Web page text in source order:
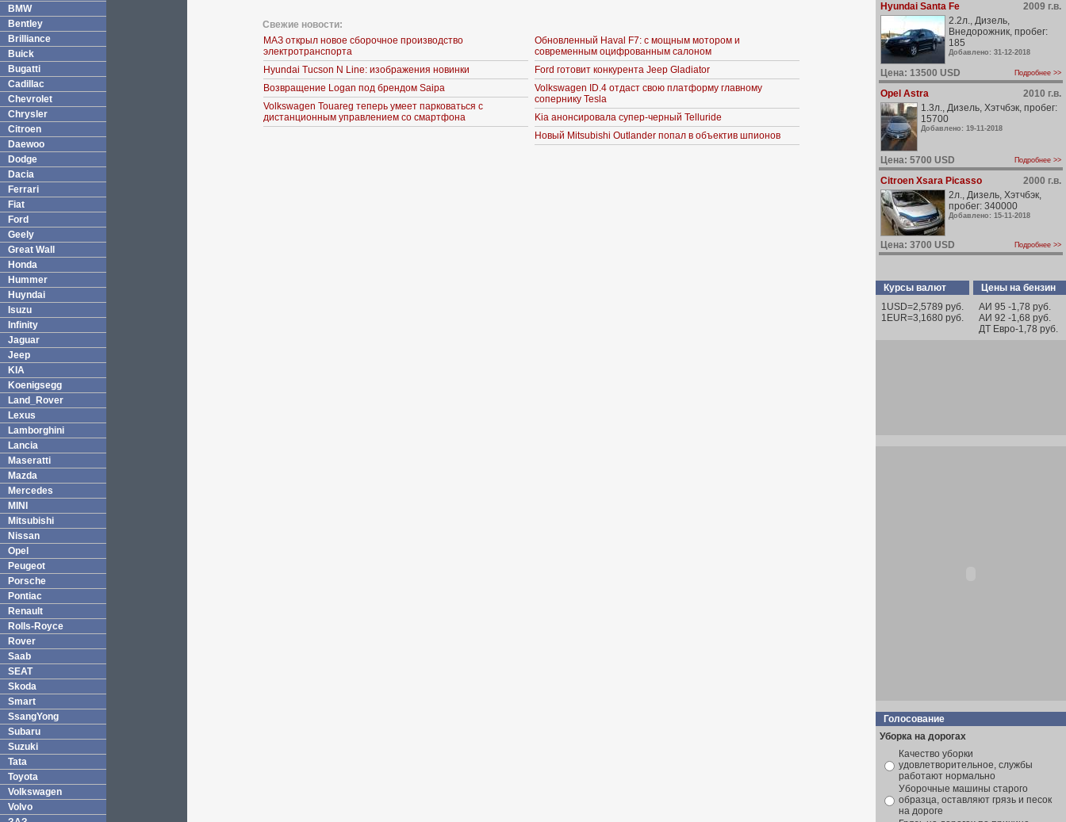
BMW
Bentley
Brilliance
Buick
Bugatti
Cadillac
Chevrolet
Chrysler
Citroen
Daewoo
Dodge
Dacia
Ferrari
Fiat
Ford
Geely
Great Wall
Honda
Hummer
Huyndai
Isuzu
Infinity
Jaguar
Jeep
KIA
Koenigsegg
Land_Rover
Lexus
Lamborghini
Lancia
Maseratti
Mazda
Mercedes
MINI
Mitsubishi
Nissan
Opel
Peugeot
Porsche
Pontiac
Renault
Rolls-Royce
Rover
Saab
SEAT
Skoda
Smart
SsangYong
Subaru
Suzuki
Tata
Toyota
Volkswagen
Volvo
Свежие новости:
МАЗ открыл новое сборочное производство
электротранспорта
Hyundai Tucson N Line: изображения новинки
Возвращение Logan под брендом Saipa
Volkswagen Touareg теперь умеет парковаться с
дистанционным управлением со смартфона
Обновленный Haval F7: с мощным мотором и
современным оцифрованным салоном
Ford готовит конкурента Jeep Gladiator
Volkswagen ID.4 отдаст свою платформу главному
сопернику Tesla
Kia анонсировала супер-черный Telluride
Новый Mitsubishi Outlander попал в объектив шпионов
Hyundai Santa Fe
2009 г.в.
2.2л., Дизель,
Внедорожник, пробег:
185
Добавлено: 31-12-2018
Цена: 13500 USD Подробнее >>
Opel Astra
2010 г.в.
1.3л., Дизель, Хэтчбэк, пробег:
15700
Добавлено: 19-11-2018
Цена: 5700 USD Подробнее >>
Citroen Xsara Picasso
2000 г.в.
2л., Дизель, Хэтчбэк,
пробег: 340000
Добавлено: 15-11-2018
Цена: 3700 USD Подробнее >>
Курсы валют
1USD=2,5789 руб.
1EUR=3,1680 руб.
Цены на бензин
АИ 95 -1,78 руб.
АИ 92 -1,68 руб.
ДТ Евро-1,78 руб.
Голосование
Уборка на дорогах
Качество уборки
удовлетворительное, службы
работают нормально
Уборочные машины старого
образца, оставляют грязь и песок
на дороге